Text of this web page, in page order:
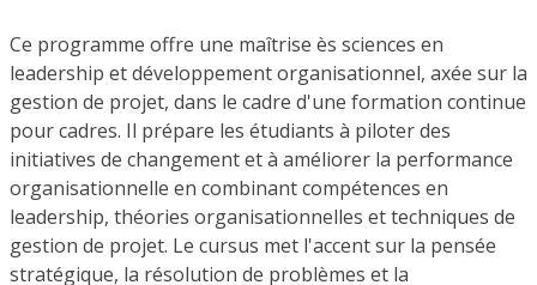
Ce programme offre une maîtrise ès sciences en
leadership et développement organisationnel, axée sur la
gestion de projet, dans le cadre d'une formation continue
pour cadres. Il prépare les étudiants à piloter des
initiatives de changement et à améliorer la performance
organisationnelle en combinant compétences en
leadership, théories organisationnelles et techniques de
gestion de projet. Le cursus met l'accent sur la pensée
stratégique, la résolution de problèmes et la